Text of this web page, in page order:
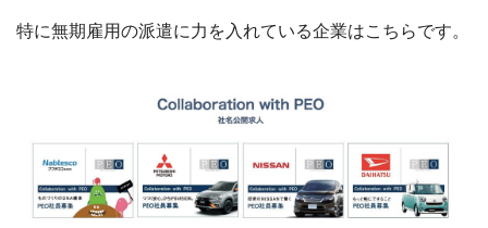
特に無期雇用の派遣に力を入れている企業はこちらです。